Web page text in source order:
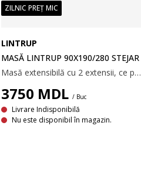
ZILNIC PREȚ MIC
LINTRUP
MASĂ LINTRUP 90X190/280 STEJAR
Masă extensibilă cu 2 extensii, ce pot fi depozitate sub blat. Masa este din furnir decorativ de culoarea stejarului. Se poate extinde până la 235 cm sau 280 cm pentru reuniuni mari. 90x190x77 cm
3750 MDL / Buc
Livrare Indisponibilă
Nu este disponibil în magazin.